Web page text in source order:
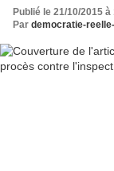
Publié le 21/10/2015 à
Par democratie-